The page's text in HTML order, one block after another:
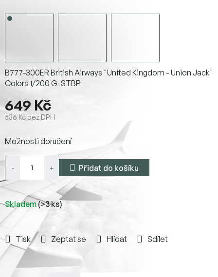
649 Kč
536 Kč bez DPH
cena:
Skladem(>3 ks)
Možnosti doručení
Přidat do košíku
B777-300ER British Airways "United Kingdom - Union Jack"
Colors 1/200 G-STBP
Tisk Zeptat se Hlídat Sdílet